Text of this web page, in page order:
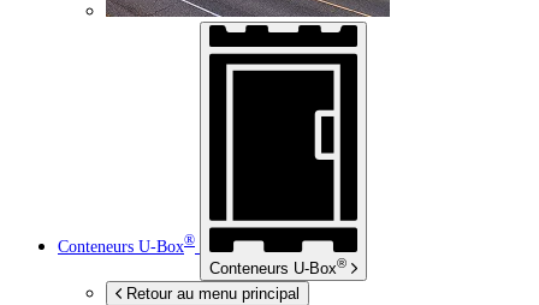
Conteneurs U-Box®
Conteneurs U-Box®
Retour au menu principal